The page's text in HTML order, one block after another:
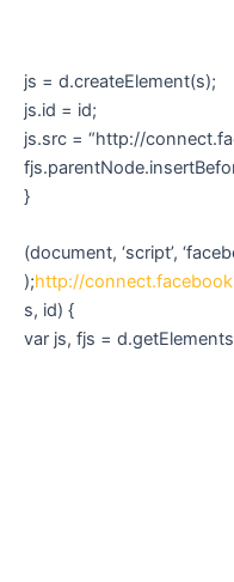
js = d.createElement(s);
js.id = id;
js.src = “http://
}
(document, ‘script’,
);http://
s, id) {
var js, fjs =